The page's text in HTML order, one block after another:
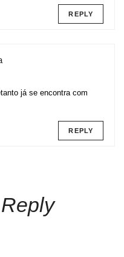
REPLY
já se encontra com
REPLY